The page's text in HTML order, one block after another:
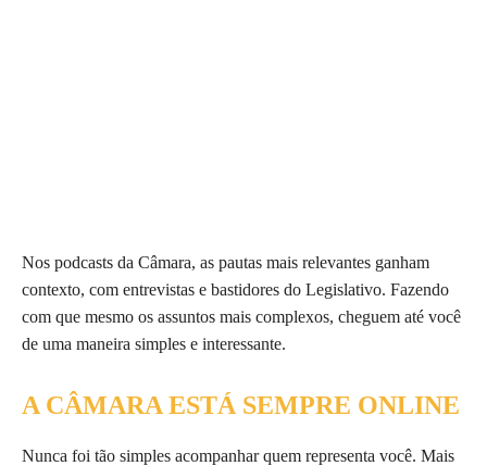
Nos podcasts da Câmara, as pautas mais relevantes ganham
contexto, com entrevistas e bastidores do Legislativo. Fazendo
com que mesmo os assuntos mais complexos, cheguem até você
de uma maneira simples e interessante.
A CÂMARA ESTÁ SEMPRE ONLINE
Nunca foi tão simples acompanhar quem representa você. Mais